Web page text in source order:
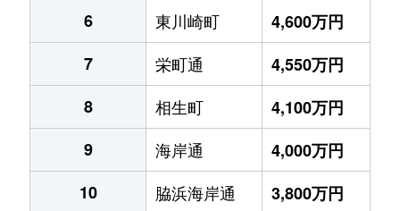
6
東川崎町
4,600万円
7
栄町通
4,550万円
8
相生町
4,100万円
9
海岸通
4,000万円
10
脇浜海岸通 3,800万円